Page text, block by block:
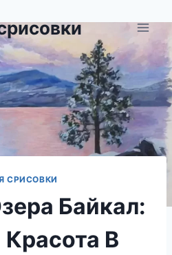
СРИСОВКИ
Байкал:
В